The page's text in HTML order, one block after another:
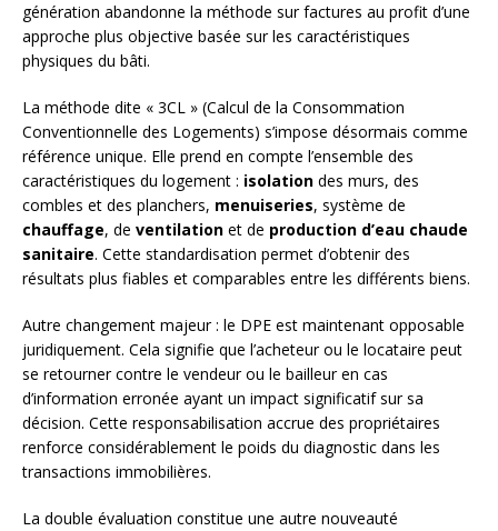
génération abandonne la méthode sur factures au profit d’une
approche plus objective basée sur les caractéristiques
physiques du bâti.
La méthode dite « 3CL » (Calcul de la Consommation
Conventionnelle des Logements) s’impose désormais comme
référence unique. Elle prend en compte l’ensemble des
caractéristiques du logement : isolation des murs, des
combles et des planchers, menuiseries, système de
chauffage, de ventilation et de production d’eau chaude
sanitaire. Cette standardisation permet d’obtenir des
résultats plus fiables et comparables entre les différents biens.
Autre changement majeur : le DPE est maintenant opposable
juridiquement. Cela signifie que l’acheteur ou le locataire peut
se retourner contre le vendeur ou le bailleur en cas
d’information erronée ayant un impact significatif sur sa
décision. Cette responsabilisation accrue des propriétaires
renforce considérablement le poids du diagnostic dans les
transactions immobilières.
La double évaluation constitue une autre nouveauté